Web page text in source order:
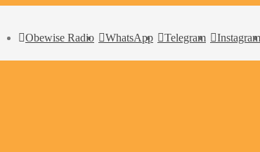
Instagram
Telegram
WhatsApp
Obewise Radio